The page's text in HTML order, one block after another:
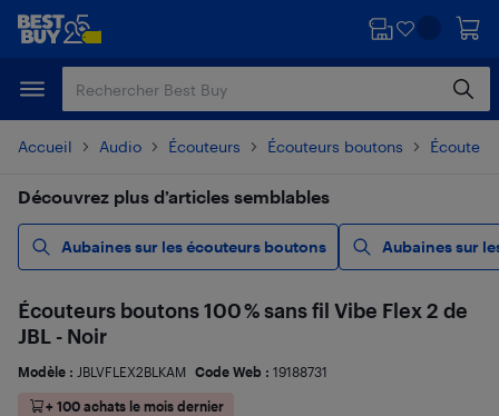
Passer
principal
Passer
Accueil Audio Écouteurs Écouteurs boutons
Découvrez plus d’articles semblables
Aubaines sur les écouteurs boutons Aubaines sur
Écouteurs boutons 100 % sans fil Vibe Flex 2 de
JBL - Noir
Modèle : JBLVFLEX2BLKAM Code Web : 19188731
+ 100 achats le mois dernier